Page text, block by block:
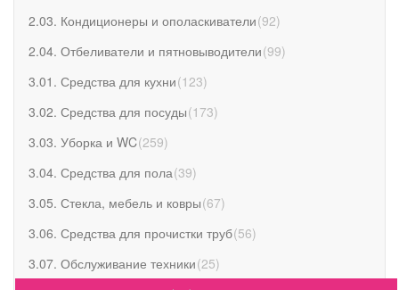
2.03. Кондиционеры и ополаскиватели(92)
2.04. Отбеливатели и пятновыводители(99)
3.01. Средства для кухни(123)
3.02. Средства для посуды(173)
3.03. Уборка и WC(259)
3.04. Средства для пола(39)
3.05. Стекла, мебель и ковры(67)
3.06. Средства для прочистки труб(56)
3.07. Обслуживание техники(25)